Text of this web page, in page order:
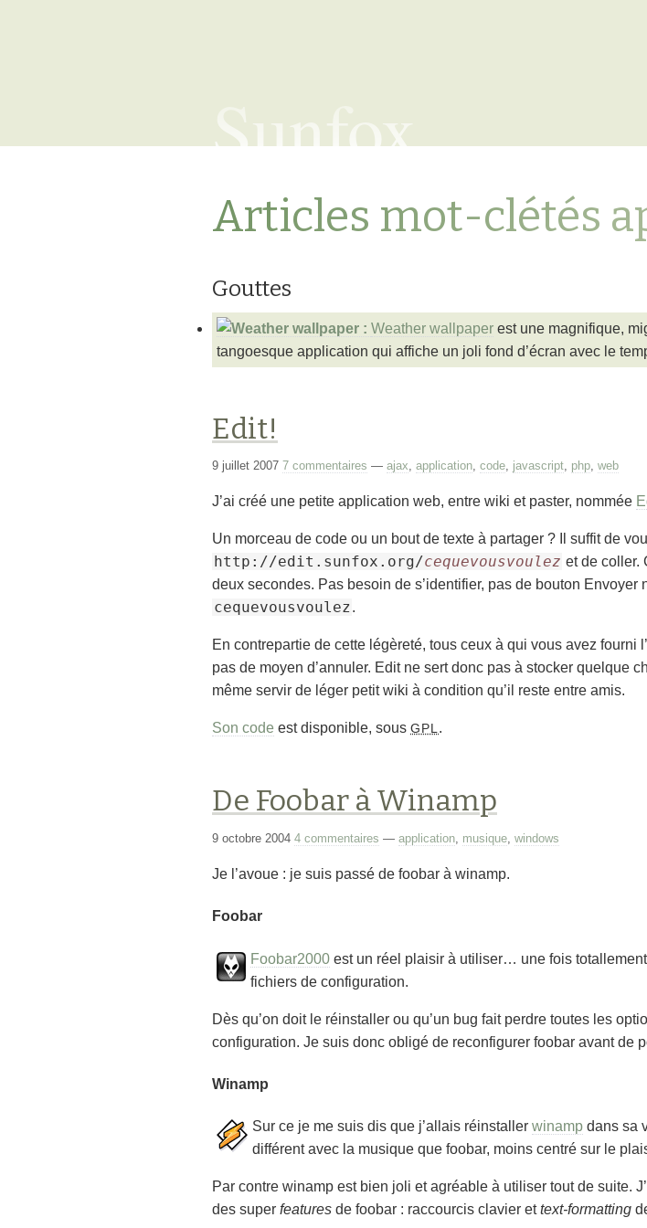
Sunfox
Articles mot-clétés
Gouttes
Weather wallpaperest une magnifique,
tangoesque application qui affiche un joli fond d’écran avec le
Edit!
9 juillet 2007 7 commentaires — ajax, application, code, javascript, php, web
J’ai créé une petite application web, entre wiki et paster, nommée
Un morceau de code ou un bout de texte à partager ? Il suffit de
http://edit.sunfox.org/cequevousvoulez et de coller.
deux secondes. Pas besoin de s’identifier, pas de bouton
cequevousvoulez.
En contrepartie de cette légèreté, tous ceux à qui vous avez fourni
pas de moyen d’annuler. Edit ne sert donc pas à stocker quelque
même servir de léger petit wiki à condition qu’il reste entre amis.
Son code est disponible, sous GPL.
De Foobar à Winamp
9 octobre 2004 4 commentaires — application, musique, windows
Je l’avoue : je suis passé de foobar à winamp.
Foobar
Foobar2000est un réel plaisir à utiliser… une fois
fichiers de configuration.
Dès qu’on doit le réinstaller ou qu’un bug fait perdre toutes les
configuration. Je suis donc obligé de reconfigurer foobar avant de
Winamp
Sur ce je me suis dis que j’allais réinstaller winampdans sa
différent avec la musique que foobar, moins centré sur le
Par contre winamp est bien joli et agréable à utiliser tout de suite.
des super features de foobar : raccourcis clavier ettext-formatting